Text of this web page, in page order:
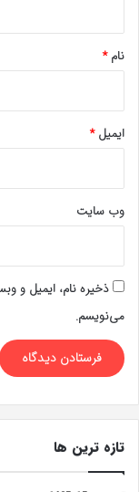
نام*
ایمیل*
وب‌ سایت
ذخیره نام، ایمیل و
می‌نویسم.
تازه ترین ها